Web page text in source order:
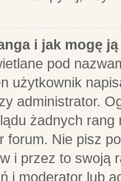
i jak mogę
pod
użytkownik
administrator.
żadnych
forum. Nie pisz
i przez to swoją
i moderator lub